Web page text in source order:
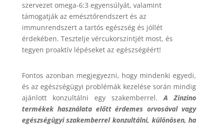
szervezet omega-6:3 egyensúlyát, valamint
támogatják az emésztőrendszert és az
immunrendszert a tartós egészség és jóllét
érdekében. Tesztelje vércukorszintjét most, és
tegyen proaktív lépéseket az egészségéért!
Fontos azonban megjegyezni, hogy mindenki egyedi,
és az egészségügyi problémák kezelése során mindig
ajánlott konzultálni egy szakemberrel.A Zinzino
termékek használata előtt érdemes orvosával vagy
egészségügyi szakemberrel konzultálni, különösen, ha